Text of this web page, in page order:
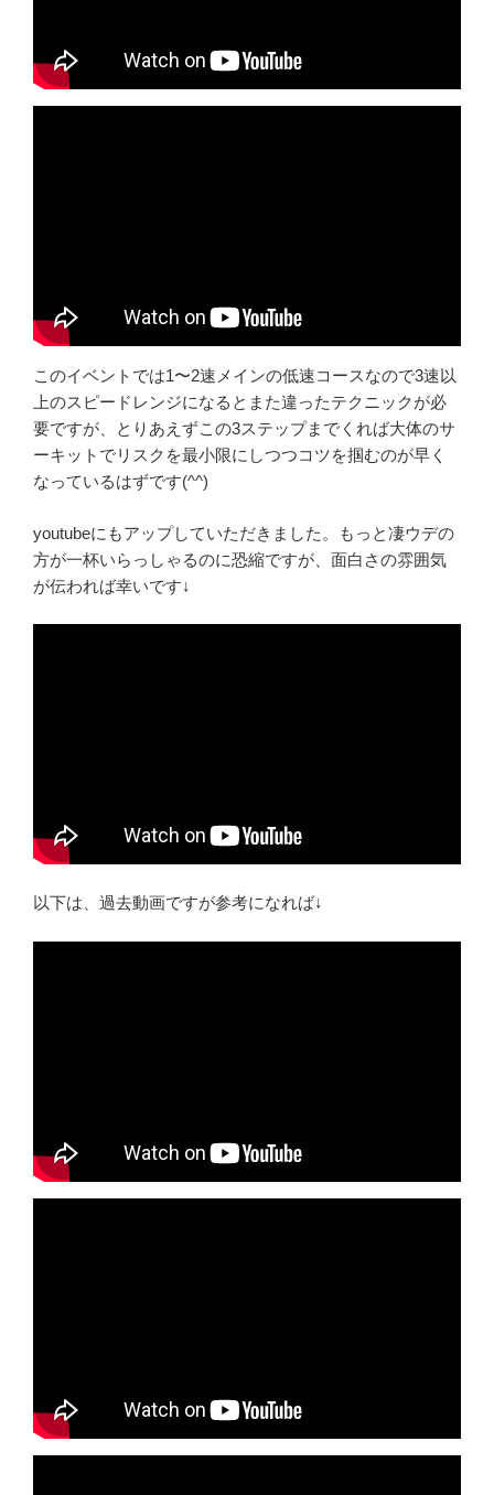
このイベントでは1〜2速メインの低速コースなので3速以
上のスピードレンジになるとまた違ったテクニックが必
要ですが、とりあえずこの3ステップまでくれば大体のサ
ーキットでリスクを最小限にしつつコツを掴むのが早く
なっているはずです(^^)
youtubeにもアップしていただきました。もっと凄ウデの
方が一杯いらっしゃるのに恐縮ですが、面白さの雰囲気
が伝われば幸いです↓
以下は、過去動画ですが参考になれば↓